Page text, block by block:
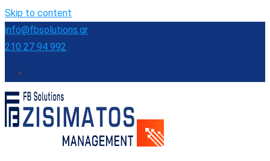
Skip to content
info@fbsolutions.gr
210 27 94 992